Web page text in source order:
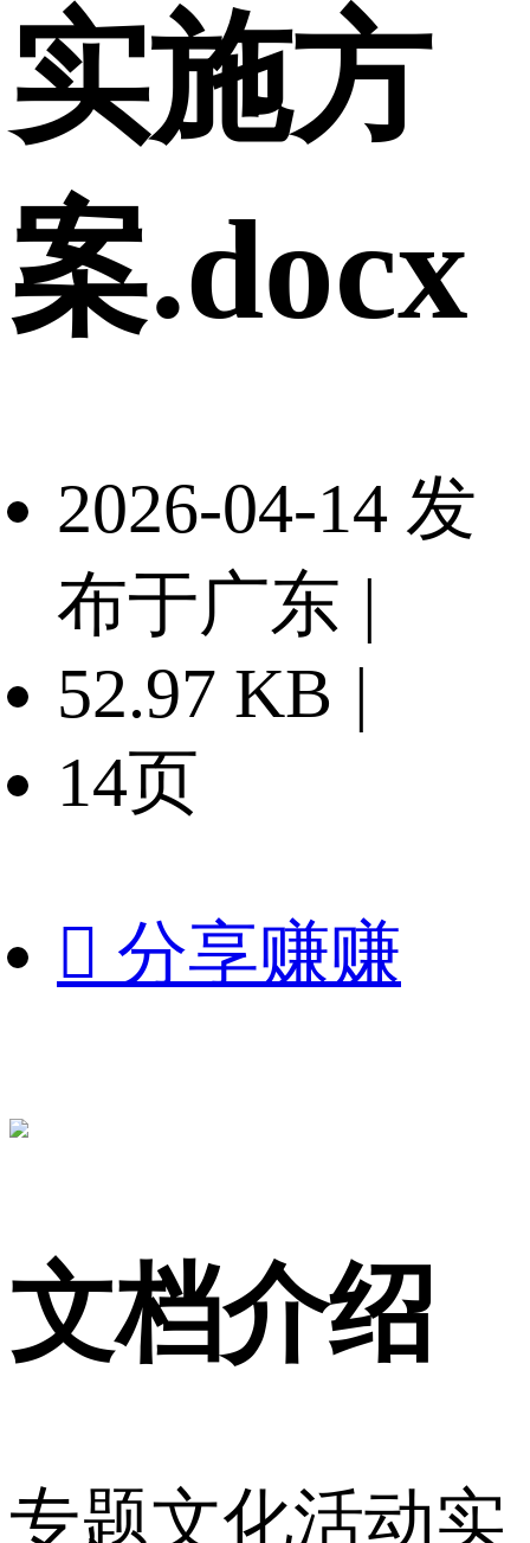
实施方
案.docx
2026-04-14 发
布于广东 |
52.97 KB |
14页
 分享赚赚
文档介绍
专题文化活动实